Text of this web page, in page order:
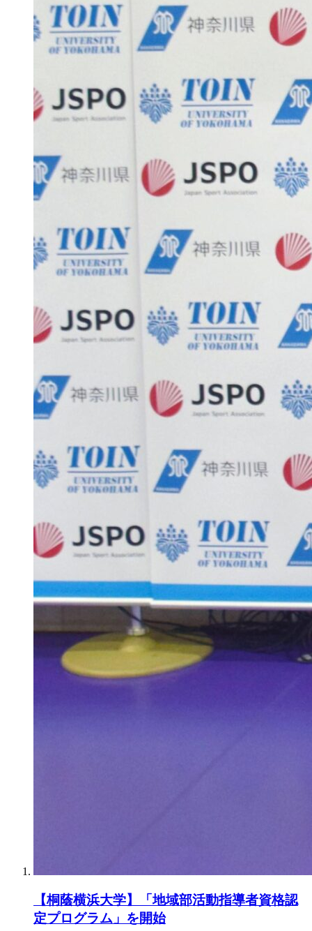
【桐蔭横浜大学】「地域部活動指導者資格認
定プログラム」を開始